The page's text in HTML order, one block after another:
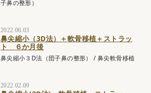
子鼻の整形）
2022.06.03
鼻尖縮小（3D法）＋軟骨移植＋ストラッ
ト ６か月後
鼻尖縮小３D法（団子鼻の整形） /鼻尖軟骨移植
2022.02.09